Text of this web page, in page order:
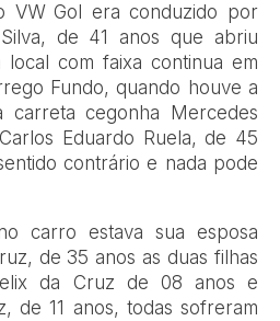
VW Gol era conduzido por
de 41 anos que abriu
local com faixa continua em
Fundo, quando houve a
carreta cegonha Mercedes
Eduardo Ruela, de 45
contrário e nada pode
carro estava sua esposa
de 35 anos as duas filhas
da Cruz de 08 anos e
de 11 anos, todas sofreram